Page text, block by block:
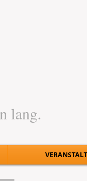
lang.